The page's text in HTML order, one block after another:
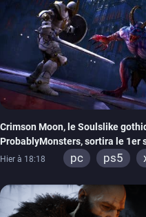
Crimson Moon, le Soulslike
ProbablyMonsters, sortira le 1er
PC, PS5 et Xbox Series
Hier à 18:18 pc ps5